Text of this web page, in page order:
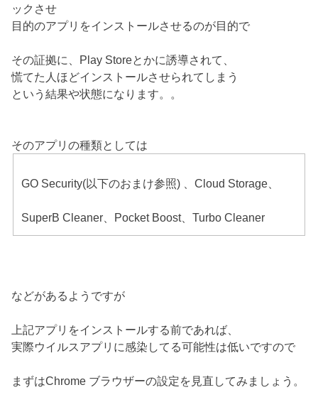
ックさせ
目的のアプリをインストールさせるのが目的で
その証拠に、Play Storeとかに誘導されて、
慌てた人ほどインストールさせられてしまう
という結果や状態になります。。
そのアプリの種類としては
GO Security(以下のおまけ参照) 、Cloud Storage、
SuperB Cleaner、Pocket Boost、Turbo Cleaner
などがあるようですが
上記アプリをインストールする前であれば、
実際ウイルスアプリに感染してる可能性は低いですので
まずはChrome ブラウザーの設定を見直してみましょう。